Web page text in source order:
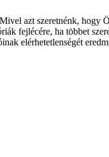
azt szeretnénk, hogy
fejlécére, ha többet
elérhetetlenségét